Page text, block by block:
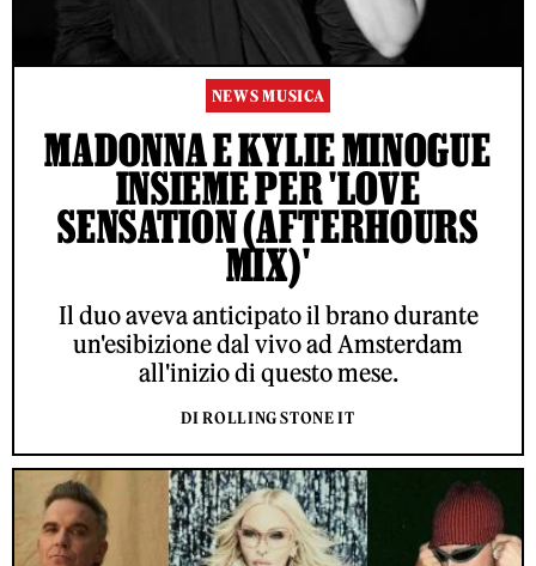
NEWS MUSICA
MADONNA E KYLIE MINOGUE
INSIEME PER 'LOVE
SENSATION (AFTERHOURS
MIX)'
Il duo aveva anticipato il brano durante
un'esibizione dal vivo ad Amsterdam
all'inizio di questo mese.
DI ROLLING STONE IT